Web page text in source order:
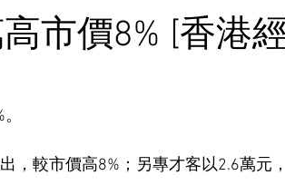
市價8% [香港
，較市價高8%；另專才客以2.6萬元